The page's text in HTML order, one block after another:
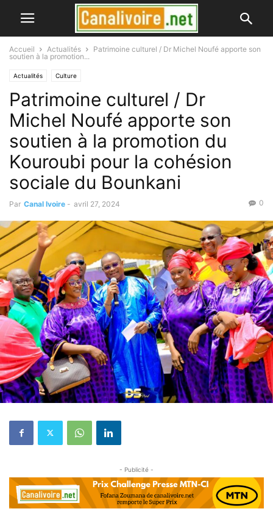
Accueil Actualités
Patrimoine culturel / Dr Michel Noufé apporte son
soutien à la promotion...
Actualités Culture
Patrimoine culturel / Dr
Michel Noufé apporte son
soutien à la promotion du
Kouroubi pour la cohésion
sociale du Bounkani
Par Canal Ivoire - avril 27, 2024 0
- Publicité -